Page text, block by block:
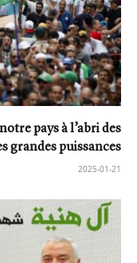
pays à l’abri des
grandes puissances
2025-01-21